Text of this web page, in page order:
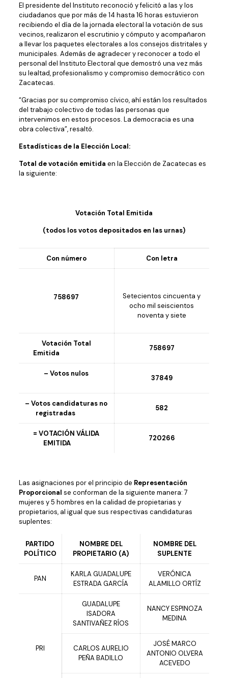
El presidente del Instituto reconoció y felicitó a las y los
ciudadanos que por más de 14 hasta 16 horas estuvieron
recibiendo el día de la jornada electoral la votación de sus
vecinos, realizaron el escrutinio y cómputo y acompañaron
a llevar los paquetes electorales a los consejos distritales y
municipales. Además de agradecer y reconocer a todo el
personal del Instituto Electoral que demostró una vez más
su lealtad, profesionalismo y compromiso democrático con
Zacatecas.
“Gracias por su compromiso cívico, ahí están los resultados
del trabajo colectivo de todas las personas que
intervenimos en estos procesos. La democracia es una
obra colectiva”, resaltó.
Estadísticas de la Elección Local:
Total de votación emitida en la Elección de Zacatecas es
la siguiente:
Votación Total Emitida
(todos los votos depositados en las urnas)
Con número Con letra
758697
Setecientos cincuenta y
ocho mil seiscientos
noventa y siete
Votación Total
Emitida
758697
– Votos nulos
37849
– Votos candidaturas no
registradas
582
= VOTACIÓN VÁLIDA
EMITIDA
720266
Las asignaciones por el principio de Representación
Proporcional se conforman de la siguiente manera: 7
mujeres y 5 hombres en la calidad de propietarias y
propietarios, al igual que sus respectivas candidaturas
suplentes:
PARTIDO
POLÍTICO
NOMBRE DEL
PROPIETARIO (A)
NOMBRE DEL
SUPLENTE
PAN
KARLA GUADALUPE
ESTRADA GARCÍA
VERÓNICA
ALAMILLO ORTÍZ
PRI
GUADALUPE
ISADORA
SANTIVAÑEZ RÍOS
NANCY ESPINOZA
MEDINA
CARLOS AURELIO
PEÑA BADILLO
JOSÉ MARCO
ANTONIO OLVERA
ACEVEDO